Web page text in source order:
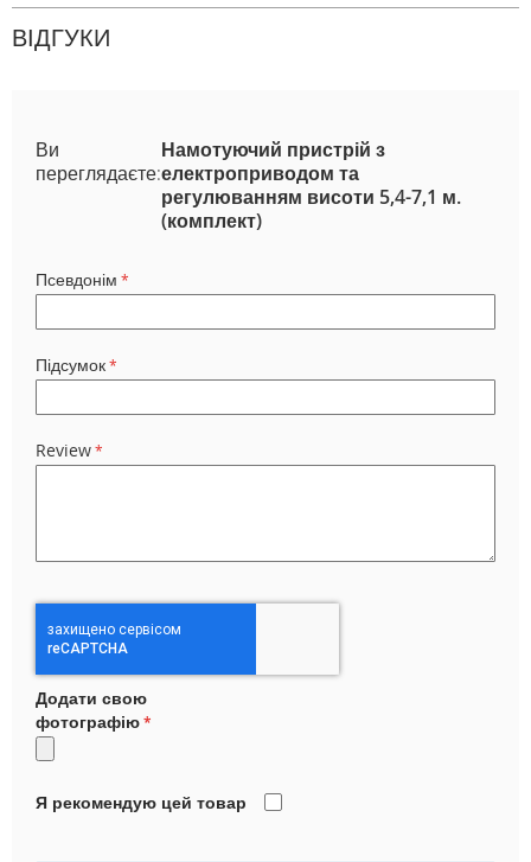
ВІДГУКИ
Ви
переглядаєте:
Намотуючий пристрій з
електроприводом та
регулюванням висоти 5,4-7,1 м.
(комплект)
Псевдонім
Підсумок
Review
Додати свою
фотографію
Я рекомендую цей товар